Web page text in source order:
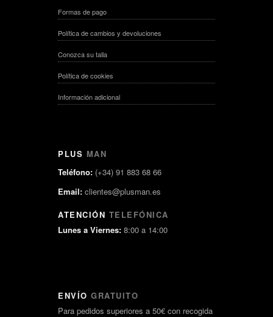
Formas de pago
Política de cambios y devoluciones
Conozca su talla
Política de cookies
Información adicional
PLUS MAN
Teléfono: (+34) 91 883 68 66
Email: clientes@plusman.es
ATENCIÓN TELEFÓNICA
Lunes a Viernes: 8:00 a 14:00
ENVÍO GRATUITO
Para pedidos superiores a 50€ con recogida